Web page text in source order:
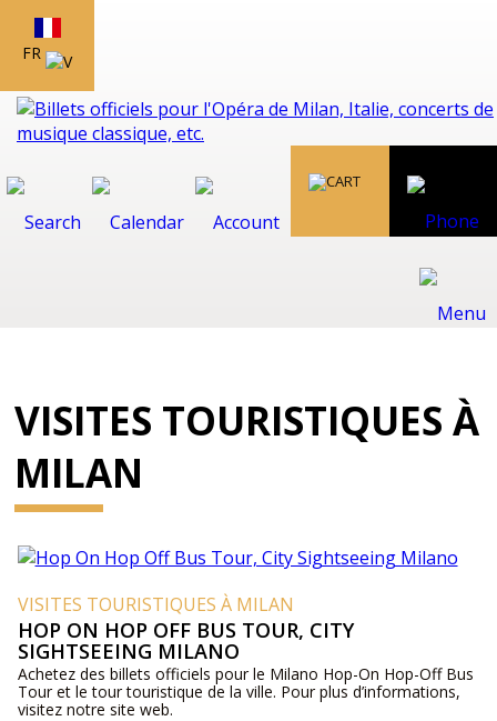
FR
VISITES TOURISTIQUES À
MILAN
VISITES TOURISTIQUES À MILAN
HOP ON HOP OFF BUS TOUR, CITY
SIGHTSEEING MILANO
Achetez des billets officiels pour le Milano Hop-On Hop-Off Bus
Tour et le tour touristique de la ville. Pour plus d’informations,
visitez notre site web.